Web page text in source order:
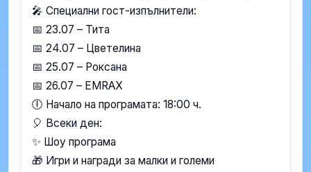
🎤 Специални гост-изпълнители:
📅 23.07 – Тита
📅 24.07 – Цветелина
📅 25.07 – Роксана
📅 26.07 – EMRAX
🕕 Начало на програмата: 18:00 ч.
🎈 Всеки ден:
✨ Шоу програма
🎁 Игри и награди за малки и големи